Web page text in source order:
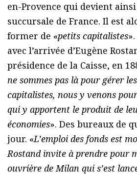
en-Provence qui devient
succursale de France. Il est
former de «petits capitalistes
avec l’arrivée d’Eugène
présidence de la Caisse, en
ne sommes pas là pour gérer
capitalistes, nous y venons
qui y apportent le produit de
économies». Des bureaux de
jour. «L’emploi des fonds est
Rostand invite à prendre pour
ouvrière de Milan qui s’est